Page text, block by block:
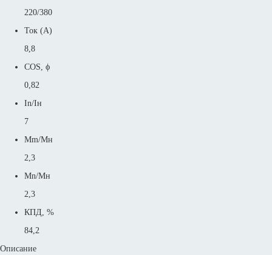
220/380
Ток (А)
8,8
COS, ϕ
0,82
In/Iн
7
Mm/Mн
2,3
Mn/Mн
2,3
КПД, %
84,2
Описание